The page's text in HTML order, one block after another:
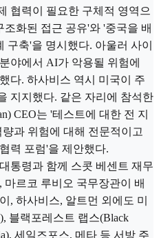
협력이 필요한 구체적 영역으
화된 접근 공유'와 '중국을 배
구축'을 명시했다. 아울러 사이
야에서 AI가 악용될 위험에
다. 하사비스 역시 미국이 주
지지했다. 같은 자리에 참석한
CEO는 '테스트에 대한 전 지
과 위험에 대해 전문적이고
력 포럼'을 제안했다.
통령과 함께 스콧 베센트 재무
르코 루비오 국무장관이 배
, 하사비스, 알트먼 외에도 미
블랙포레스트 랩스(Black
세일즈포스, 메타 등 서방 주